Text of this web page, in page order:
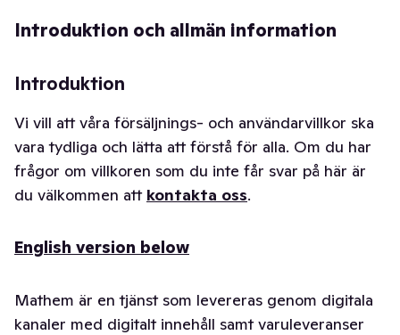
Introduktion och allmän information
Introduktion
Vi vill att våra försäljnings- och användarvillkor ska
vara tydliga och lätta att förstå för alla. Om du har
frågor om villkoren som du inte får svar på här är
du välkommen att kontakta oss.
English version below
Mathem är en tjänst som levereras genom digitala
kanaler med digitalt innehåll samt varuleveranser